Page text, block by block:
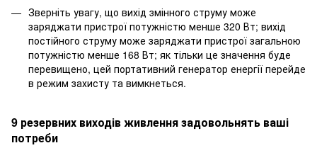
Зверніть увагу, що вихід змінного струму може
заряджати пристрої потужністю менше 320 Вт; вихід
постійного струму може заряджати пристрої загальною
потужністю менше 168 Вт; як тільки це значення буде
перевищено, цей портативний генератор енергії перейде
в режим захисту та вимкнеться.
9 резервних виходів живлення задовольнять ваші
потреби